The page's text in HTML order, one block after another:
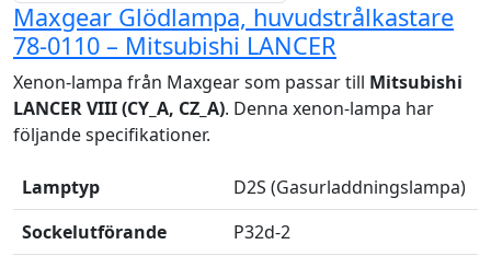
Maxgear Glödlampa, huvudstrålkastare
78-0110 – Mitsubishi LANCER
Xenon-lampa från Maxgear som passar till Mitsubishi
LANCER VIII (CY_A, CZ_A). Denna xenon-lampa har
följande specifikationer.
Lamptyp
D2S (Gasurladdningslampa)
Sockelutförande
P32d-2